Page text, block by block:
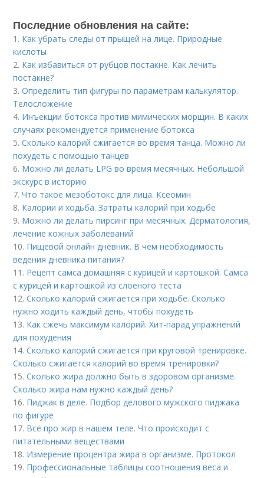
Последние обновления на сайте:
1. Как убрать следы от прыщей на лице. Природные
кислоты
2. Как избавиться от рубцов постакне. Как лечить
постакне?
3.Определить тип фигуры по параметрам калькулятор.
Телосложение
4. Инъекции ботокса против мимических морщин. В каких
случаях рекомендуется применение ботокса
5.Сколько калорий сжигается во время танца. Можно ли
похудеть с помощью танцев
6. Можно ли делать LPG во время месячных. Небольшой
экскурс в историю
7.Что такое мезоботокс для лица. Ксеомин
8. Калории и ходьба. Затраты калорий при ходьбе
9. Можно ли делать пирсинг при месячных. Дерматология,
лечение кожных заболеваний
10. Пищевой онлайн дневник. В чем необходимость
ведения дневника питания?
11. Рецепт самса домашняя с курицей и картошкой. Самса
с курицей и картошкой из слоеного теста
12.Сколько калорий сжигается при ходьбе. Сколько
нужно ходить каждый день, чтобы похудеть
13. Как сжечь максимум калорий. Хит-парад упражнений
для похудения
14.Сколько калорий сжигается при круговой тренировке.
Сколько сжигается калорий во время тренировки?
15.Сколько жира должно быть в здоровом организме.
Сколько жира нам нужно каждый день?
16. Пиджак в деле. Подбор делового мужского пиджака
по фигуре
17. Всё про жир в нашем теле. Что происходит с
питательными веществами
18. Измерение процентра жира в организме. Протокол
19. Профессиональные таблицы соотношения веса и